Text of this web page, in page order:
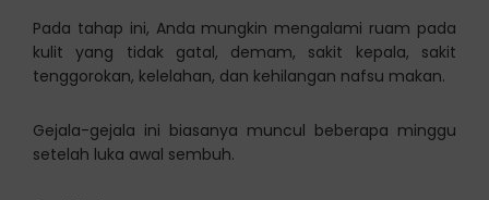
Pada tahap ini, Anda mungkin mengalami ruam pada
kulit yang tidak gatal, demam, sakit kepala, sakit
tenggorokan, kelelahan, dan kehilangan nafsu makan.
Gejala-gejala ini biasanya muncul beberapa minggu
setelah luka awal sembuh.